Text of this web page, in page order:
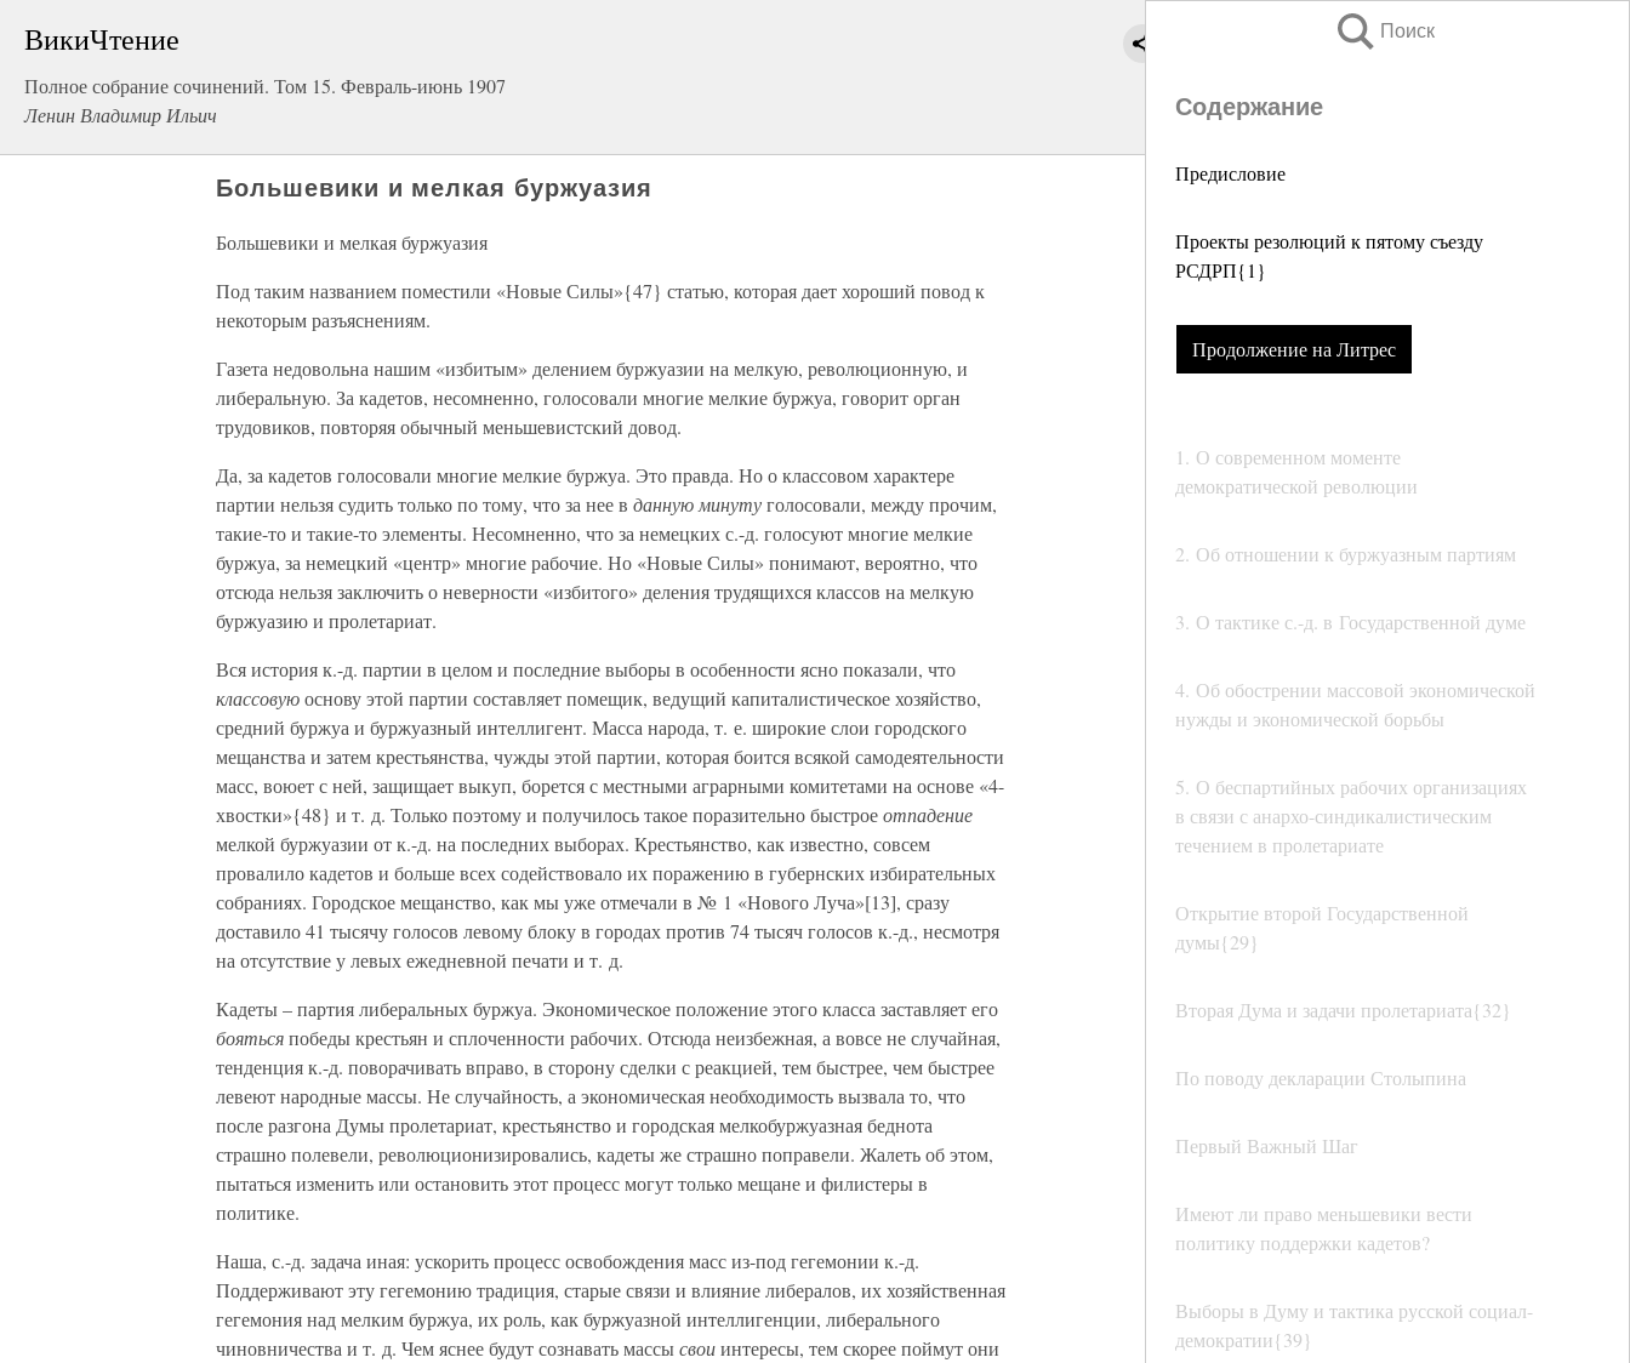
ВикиЧтение
Полное собрание сочинений. Том 15. Февраль-июнь 1907
Ленин Владимир Ильич
Поиск
Содержание
Предисловие
Проекты резолюций к пятому съезду
РСДРП{1}
Продолжение на Литрес
1. О современном моменте
демократической революции
2. Об отношении к буржуазным партиям
3. О тактике с.-д. в Государственной думе
4. Об обострении массовой экономической
нужды и экономической борьбы
5. О беспартийных рабочих организациях
в связи с анархо-синдикалистическим
течением в пролетариате
Открытие второй Государственной
думы{29}
Вторая Дума и задачи пролетариата{32}
По поводу декларации Столыпина
Первый Важный Шаг
Имеют ли право меньшевики вести
политику поддержки кадетов?
Выборы в Думу и тактика русской социал-
демократии{39}
Большевики и мелкая буржуазия
Большевики и мелкая буржуазия
Под таким названием поместили «Новые Силы»{47} статью, которая дает хороший повод к
некоторым разъяснениям.
Газета недовольна нашим «избитым» делением буржуазии на мелкую, революционную, и
либеральную. За кадетов, несомненно, голосовали многие мелкие буржуа, говорит орган
трудовиков, повторяя обычный меньшевистский довод.
Да, за кадетов голосовали многие мелкие буржуа. Это правда. Но о классовом характере
партии нельзя судить только по тому, что за нее в данную минутуголосовали, между прочим,
такие-то и такие-то элементы. Несомненно, что за немецких с.-д. голосуют многие мелкие
буржуа, за немецкий «центр» многие рабочие. Но «Новые Силы» понимают, вероятно, что
отсюда нельзя заключить о неверности «избитого» деления трудящихся классов на мелкую
буржуазию и пролетариат.
Вся история к.-д. партии в целом и последние выборы в особенности ясно показали, что
классовуюоснову этой партии составляет помещик, ведущий капиталистическое хозяйство,
средний буржуа и буржуазный интеллигент. Масса народа, т. е. широкие слои городского
мещанства и затем крестьянства, чужды этой партии, которая боится всякой самодеятельности
масс, воюет с ней, защищает выкуп, борется с местными аграрными комитетами на основе «4-
хвостки»{48} и т. д. Только поэтому и получилось такое поразительно быстроеотпадение
мелкой буржуазии от к.-д. на последних выборах. Крестьянство, как известно, совсем
провалило кадетов и больше всех содействовало их поражению в губернских избирательных
собраниях. Городское мещанство, как мы уже отмечали в № 1 «Нового Луча»[13], сразу
доставило 41 тысячу голосов левому блоку в городах против 74 тысяч голосов к.-д., несмотря
на отсутствие у левых ежедневной печати и т. д.
Кадеты – партия либеральных буржуа. Экономическое положение этого класса заставляет его
боятьсяпобеды крестьян и сплоченности рабочих. Отсюда неизбежная, а вовсе не случайная,
тенденция к.-д. поворачивать вправо, в сторону сделки с реакцией, тем быстрее, чем быстрее
левеют народные массы. Не случайность, а экономическая необходимость вызвала то, что
после разгона Думы пролетариат, крестьянство и городская мелкобуржуазная беднота
страшно полевели, революционизировались, кадеты же страшно поправели. Жалеть об этом,
пытаться изменить или остановить этот процесс могут только мещане и филистеры в
политике.
Наша, с.-д. задача иная: ускорить процесс освобождения масс из-под гегемонии к.-д.
Поддерживают эту гегемонию традиция, старые связи и влияние либералов, их хозяйственная
гегемония над мелким буржуа, их роль, как буржуазной интеллигенции, либерального
чиновничества и т. д. Чем яснее будут сознавать массысвоиинтересы, тем скорее поймут они